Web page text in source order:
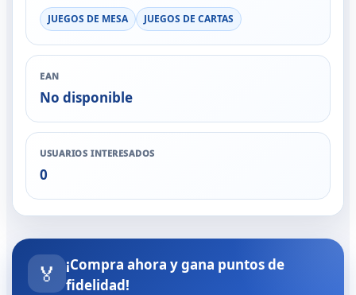
JUEGOS DE MESA JUEGOS DE CARTAS
EAN
No disponible
USUARIOS INTERESADOS
0
🏅
¡Compra ahora y gana puntos de
fidelidad!